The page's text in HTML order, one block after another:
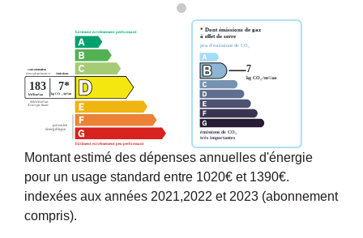
Montant estimé des dépenses annuelles d'énergie
pour un usage standard entre 1020€ et 1390€.
indexées aux années 2021,2022 et 2023 (abonnement
compris).